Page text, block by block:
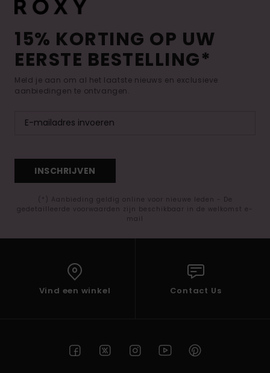
15% KORTING OP UW
EERSTE BESTELLING*
Meld je aan om al het laatste nieuws en exclusieve
aanbiedingen te ontvangen.
INSCHRIJVEN
(*) Aanbieding geldig online voor nieuwe leden - De
gedetailleerde voorwaarden zijn beschikbaar in de welkomst e-
mail
Vind een winkel Contact Us